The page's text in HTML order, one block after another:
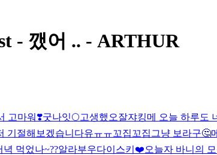
- 깼어 .. - ARTHUR
고마워❣️굿나잇🌕고생했오잘쟈킹메 오늘 하루도
기절해보겠습니다유ㅠㅠ꼬집꼬집 그냥 보라구🤔
먹었나~??알라부우다이스키❤️오늘자 바니의